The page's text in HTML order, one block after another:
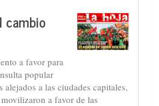
cambio
a favor para
popular
alejados a las ciudades capitales,
a favor de las